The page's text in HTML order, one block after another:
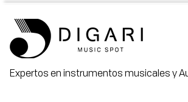
Expertos en instrumentos musicales y